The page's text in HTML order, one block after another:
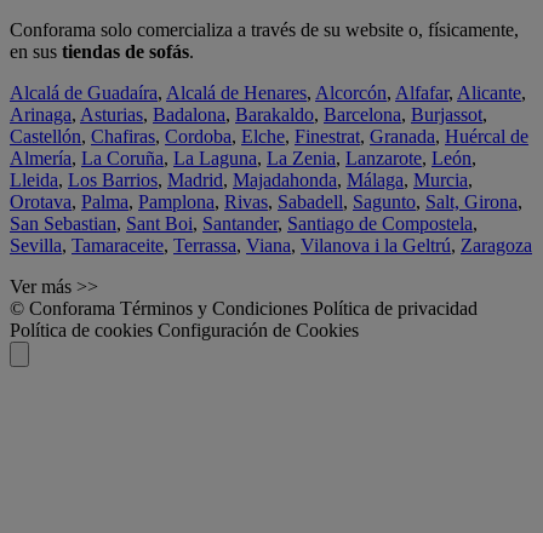
Conforama solo comercializa a través de su website o, físicamente,
en sus tiendas de sofás.
Alcalá de Guadaíra, Alcalá de Henares, Alcorcón, Alfafar, Alicante,
Arinaga, Asturias, Badalona, Barakaldo, Barcelona, Burjassot,
Castellón, Chafiras, Cordoba, Elche, Finestrat, Granada, Huércal de
Almería, La Coruña, La Laguna, La Zenia, Lanzarote, León,
Lleida, Los Barrios, Madrid, Majadahonda, Málaga, Murcia,
Orotava, Palma, Pamplona, Rivas, Sabadell, Sagunto, Salt, Girona,
San Sebastian, Sant Boi, Santander, Santiago de Compostela,
Sevilla, Tamaraceite, Terrassa, Viana, Vilanova i la Geltrú, Zaragoza
Ver más >>
© Conforama Términos y Condiciones Política de privacidad
Política de cookies Configuración de Cookies